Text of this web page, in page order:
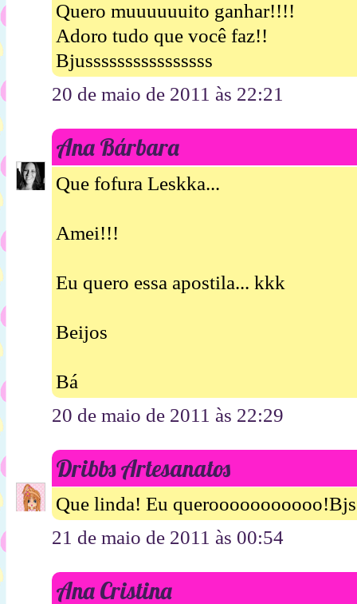
Quero muuuuuuito ganhar!!!!
Adoro tudo que você faz!!
Bjussssssssssssssss
20 de maio de 2011 às 22:21
Ana Bárbara
Que fofura Leskka...
Amei!!!
Eu quero essa apostila... kkk
Beijos
Bá
20 de maio de 2011 às 22:29
Dribbs Artesanatos
Que linda! Eu querooooooooooo!Bjs
21 de maio de 2011 às 00:54
Ana Cristina